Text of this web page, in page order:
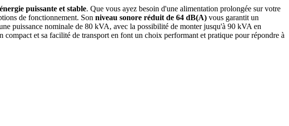
puissante et stable. Que vous ayez besoin d'une alimentation prolongée sur votre
de fonctionnement. Son niveau sonore réduit de 64 dB(A) vous garantit un
puissance nominale de 80 kVA, avec la possibilité de monter jusqu'à 90 kVA en
compact et sa facilité de transport en font un choix performant et pratique pour répondre à